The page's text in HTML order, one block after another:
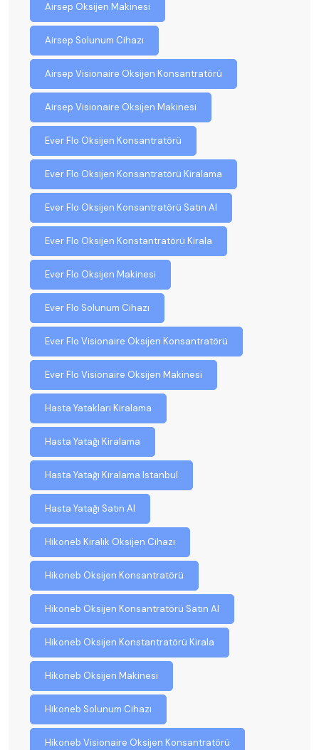
Airsep Oksijen Makinesi
Airsep Solunum Cihazı
Airsep Visionaire Oksijen Konsantratörü
Airsep Visionaire Oksijen Makinesi
Ever Flo Oksijen Konsantratörü
Ever Flo Oksijen Konsantratörü Kiralama
Ever Flo Oksijen Konsantratörü Satın Al
Ever Flo Oksijen Konstantratörü Kirala
Ever Flo Oksijen Makinesi
Ever Flo Solunum Cihazı
Ever Flo Visionaire Oksijen Konsantratörü
Ever Flo Visionaire Oksijen Makinesi
Hasta Yatakları Kiralama
Hasta Yatağı Kiralama
Hasta Yatağı Kiralama Istanbul
Hasta Yatağı Satın Al
Hikoneb Kiralık Oksijen Cihazı
Hikoneb Oksijen Konsantratörü
Hikoneb Oksijen Konsantratörü Satın Al
Hikoneb Oksijen Konstantratörü Kirala
Hikoneb Oksijen Makinesi
Hikoneb Solunum Cihazı
Hikoneb Visionaire Oksijen Konsantratörü